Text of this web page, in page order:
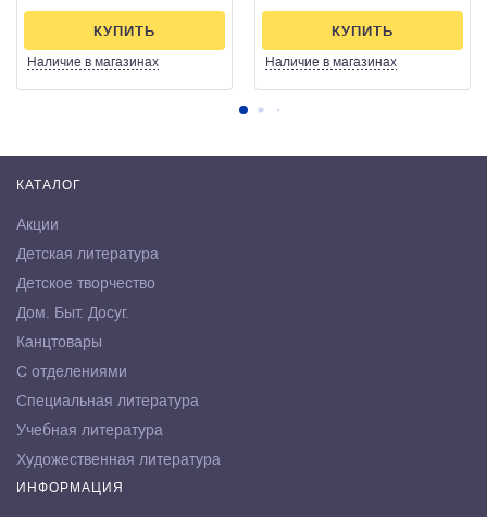
Наличие в магазинах
КУПИТЬ
Наличие в магазинах
КУПИТЬ
КАТАЛОГ
Акции
Детская литература
Детское творчество
Дом. Быт. Досуг.
Канцтовары
С отделениями
Специальная литература
Учебная литература
Художественная литература
ИНФОРМАЦИЯ